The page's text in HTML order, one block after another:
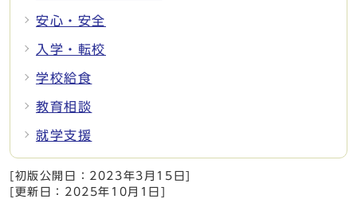
安心・安全
入学・転校
学校給食
教育相談
就学支援
[初版公開日： 2023年3月15日
[更新日： 2025年10月1日